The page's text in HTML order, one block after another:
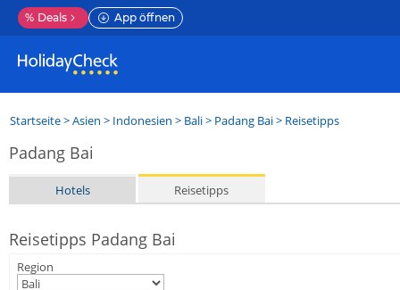
% Deals App öffnen
Startseite>Asien > Indonesien > Bali> Padang Bai> Reisetipps
Padang Bai
Hotels Reisetipps
Reisetipps Padang Bai
Region